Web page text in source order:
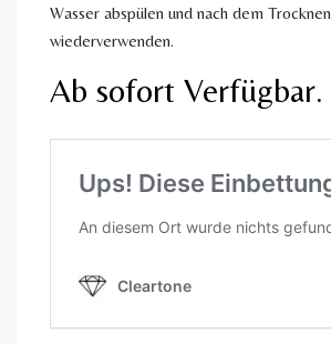
Wasser abspülen und nach dem Trocknen
wiederverwenden.
Ab sofort Verfügbar.